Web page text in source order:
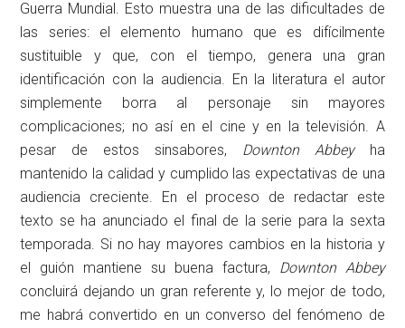
Guerra Mundial. Esto muestra una de las dificultades de
las series: el elemento humano que es difícilmente
sustituible y que, con el tiempo, genera una gran
identificación con la audiencia. En la literatura el autor
simplemente borra al personaje sin mayores
complicaciones; no así en el cine y en la televisión. A
pesar de estos sinsabores, Downton Abbeyha
mantenido la calidad y cumplido las expectativas de una
audiencia creciente. En el proceso de redactar este
texto se ha anunciado el final de la serie para la sexta
temporada. Si no hay mayores cambios en la historia y
el guión mantiene su buena factura, Downton Abbey
concluirá dejando un gran referente y, lo mejor de todo,
me habrá convertido en un converso del fenómeno de